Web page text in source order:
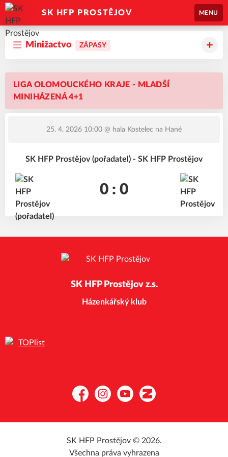
SK HFP PROSTĚJOV MENU
Minižactvo ZÁPASY
LIGA OLOMOUCKÉHO KRAJE - MLADŠÍ
MINIHÁZENÁ 4+1
25. 4. 2026 10:00 @ hala Kostelec na Hané
SK HFP Prostějov (pořadatel) - SK HFP Prostějov
0 : 0
SK HFP Prostějov z.s.
Házenkářský klub
FacebookInstagramYouTubeZonerama
SK HFP Prostějov © 2026.
Všechna práva vyhrazena